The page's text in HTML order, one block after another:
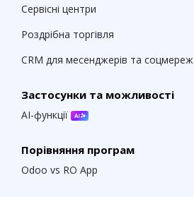
Сервісні центри
Роздрібна торгівля
CRM для месенджерів та соцмереж
Застосунки та можливості
AI-функції
Порівняння програм
Odoo vs RO App